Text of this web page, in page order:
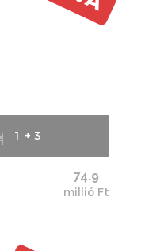
1 + 3
74.9
millió Ft